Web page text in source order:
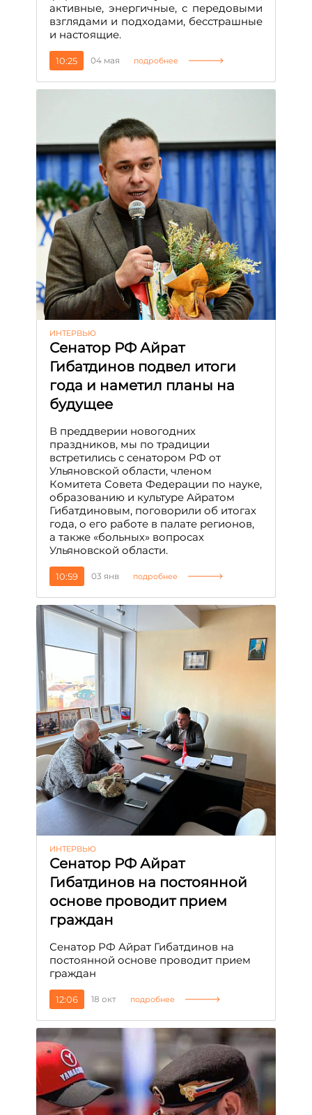
активные, энергичные, с передовыми
взглядами и подходами, бесстрашные
и настоящие.
10:25 04 мая подробнее
ИНТЕРВЬЮ
Сенатор РФ Айрат
Гибатдинов подвел итоги
года и наметил планы на
будущее
В преддверии новогодних
праздников, мы по традиции
встретились с сенатором РФ от
Ульяновской области, членом
Комитета Совета Федерации по науке,
образованию и культуре Айратом
Гибатдиновым, поговорили об итогах
года, о его работе в палате регионов,
а также «больных» вопросах
Ульяновской области.
10:59 03 янв подробнее
ИНТЕРВЬЮ
Сенатор РФ Айрат
Гибатдинов на постоянной
основе проводит прием
граждан
Сенатор РФ Айрат Гибатдинов на
постоянной основе проводит прием
граждан
12:06 18 окт подробнее